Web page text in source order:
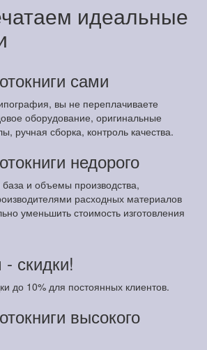
идеальные
сами
вы не переплачиваете
оборудование, оригинальные
ручная сборка, контроль качества.
недорого
и объемы производства,
расходных материалов
уменьшить стоимость изготовления
скидки!
до 10% для постоянных клиентов.
высокого